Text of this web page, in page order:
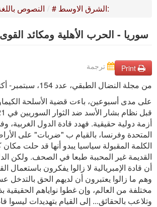
النصوص / # الشرق الاوسط:
سوريا - الحرب الأهلية ومكائد القوى
Print ترجمة
من مجلة النضال الطبقي، عدد 154، سبتمبر- أكتوبر 2013
على مدى أسبوعين، باءت قضية الأسلحة
أزمة دولية حقيقية. فهدد قادة الدول الغربية،
المتحدة وفرنسا، بالقيام ب "ضربات" على
الكلمة المقبولة سياسيا يبدو أنها قد حلت
القديمة غير المحببة طبعا في الصحف. ولكن
أن قادة الإمبريالية لا زالوا يفكرون باستعمال
وهم ما زالوا يعتبرون أن لديهم الحق بالتدخل
مختلفة من العالم، وإن غطوا نواياهم الحقيقية
وتلاعب بالحقائق... إلى القيام بتهديدات ليسوا